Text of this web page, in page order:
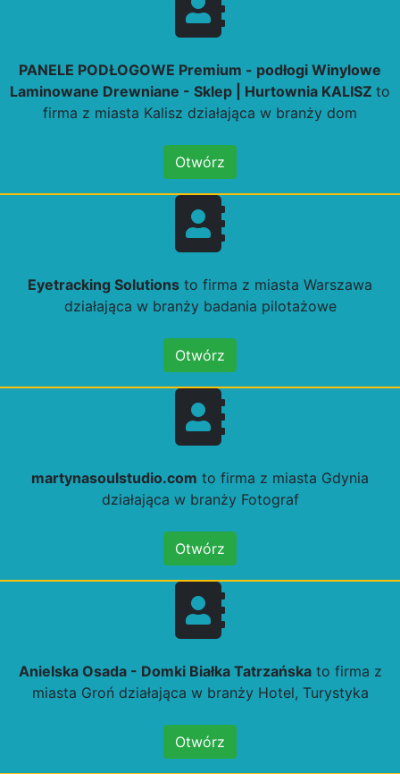
PANELE PODŁOGOWE Premium - podłogi Winylowe
Laminowane Drewniane - Sklep | Hurtownia KALISZ to
firma z miasta Kalisz działająca w branży dom
Otwórz
Eyetracking Solutions to firma z miasta Warszawa
działająca w branży badania pilotażowe
Otwórz
martynasoulstudio.com to firma z miasta Gdynia
działająca w branży Fotograf
Otwórz
Anielska Osada - Domki Białka Tatrzańskato firma z
miasta Groń działająca w branży Hotel, Turystyka
Otwórz